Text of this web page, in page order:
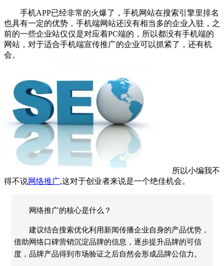
手机APP已经非常的火爆了，手机网站在搜索引擎里排名
也具有一定的优势，手机端网站还没有相当多的企业入驻，之
前的一些企业站仅仅是对应着PC端的，所以都没有手机端的
网站，对于适合手机端宣传推广的企业可以抓紧了，还有机
会。
所以小编我不
得不说网络推广,这对于创业者来说是一个绝佳机会。
网络推广的核心是什么？
建议结合搜索优化利用新闻传播企业自身的产品优势，
借助网络口碑营销沉淀品牌的信息，逐步提升品牌的可信
度，品牌产品得到市场验证之后自然会形成品牌公信力。